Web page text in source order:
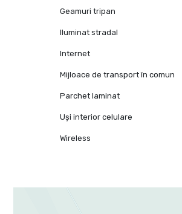
Geamuri tripan
Iluminat stradal
Internet
Mijloace de transport în comun
Parchet laminat
Uși interior celulare
Wireless